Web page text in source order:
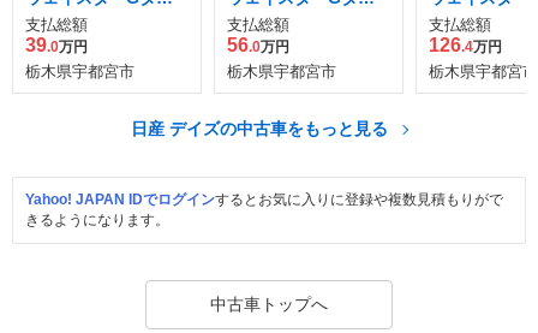
ボ
支払総額
39.0万円
栃木県宇都宮市
ボ
支払総額
56.0万円
栃木県宇都宮市
パイロット
ョン
支払総額
126.4万円
栃木県宇都宮市
日産 デイズの中古車をもっと見る
Yahoo! JAPAN IDでログインするとお気に入りに登録や複数見積もりがで
きるようになります。
中古車トップへ